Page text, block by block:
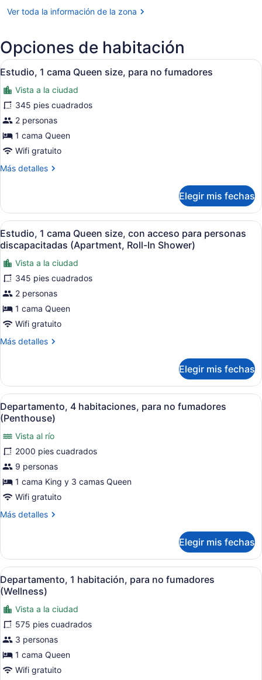
Nueva
Unidos
(JFK-
John
F.
Kennedy
Ver toda la información de la zona
Opciones de habitación
Abrir
todas
las
fotos
de
Estudio,
1
Queen
no
fumadores
Una habitación de hotel con
9
Estudio, 1 cama Queen size, para no fumadores
Vista a la ciudad
345 pies cuadrados
2 personas
1 cama Queen
Wifi gratuito
Más detalles
Más
1
cama
Queen
size,
para
no
fumadores
Elegir mis fechas
Abrir
todas
las
fotos
de
Estudio,
1
cama
size,
para
personas
discapacitadas
Roll-
In
Shower)
Una habitación de hotel
8
Estudio, 1 cama Queen size, con acceso para personas
discapacitadas (Apartment, Roll-In Shower)
Vista a la ciudad
345 pies cuadrados
2 personas
1 cama Queen
Wifi gratuito
Más detalles
Más
1
cama
Queen
size,
con
acceso
para
personas
discapacitadas
(Apartment,
Roll-
In
Shower)
Elegir mis fechas
Abrir
todas
las
fotos
de
Departamento,
4
habitaciones,
no
Una habitación de hotel
19
Departamento, 4 habitaciones, para no fumadores
(Penthouse)
Vista al río
2000 pies cuadrados
9 personas
1 cama King y 3 camas Queen
Wifi gratuito
Más detalles
Más
4
habitaciones,
para
no
fumadores
(Penthouse)
Elegir mis fechas
Abrir
todas
las
fotos
de
Departamento,
1
habitación,
Una habitación de hotel
12
Departamento, 1 habitación, para no fumadores
(Wellness)
Vista a la ciudad
575 pies cuadrados
3 personas
1 cama Queen
Wifi gratuito